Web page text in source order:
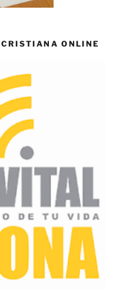
ONLINE